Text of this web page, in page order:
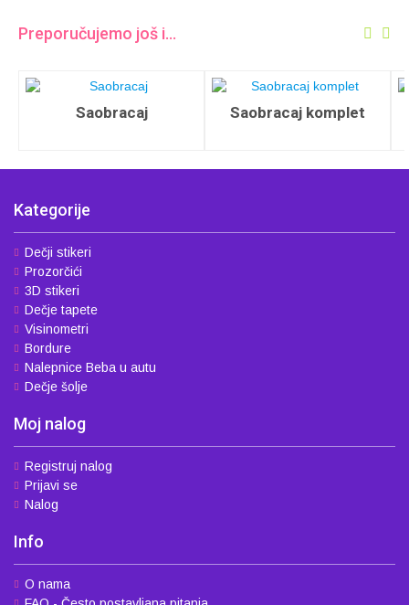
Preporučujemo još i...
Saobracaj Saobracaj komplet
Kategorije
Dečji stikeri
Prozorčići
3D stikeri
Dečje tapete
Visinometri
Bordure
Nalepnice Beba u autu
Dečje šolje
Moj nalog
Registruj nalog
Prijavi se
Nalog
Info
O nama